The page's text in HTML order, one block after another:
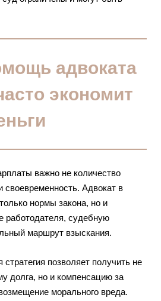
адвоката
экономит
важно не количество
своевременность. Адвокат в
нормы закона, но и
работодателя, судебную
маршрут взыскания.
позволяет получить не
долга, но и компенсацию за
морального вреда.